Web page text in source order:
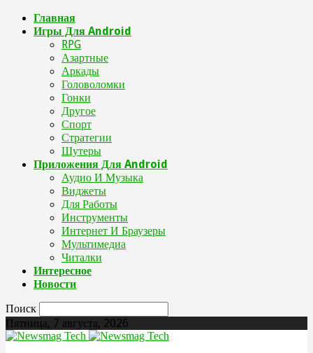
Главная
Игры Для Android
RPG
Азартные
Аркады
Головоломки
Гонки
Другое
Спорт
Стратегии
Шутеры
Приложения Для Android
Аудио И Музыка
Виджеты
Для Работы
Инструменты
Интернет И Браузеры
Мультимедиа
Читалки
Интересное
Новости
Поиск
Пятница, 7 августа, 2026